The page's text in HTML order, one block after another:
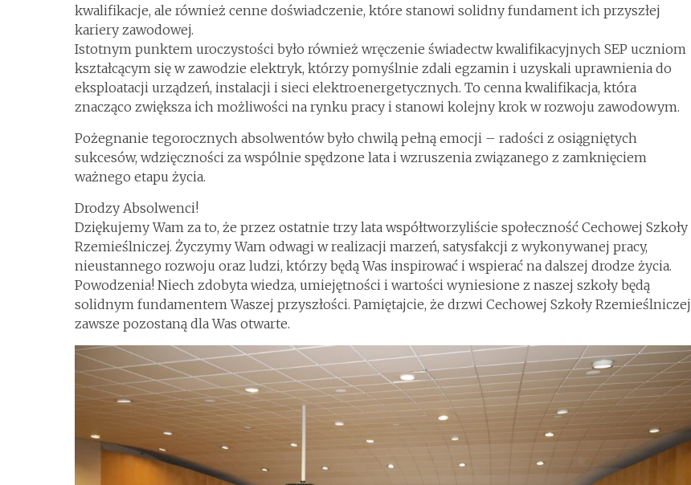
kwalifikacje, ale również cenne doświadczenie, które stanowi solidny fundament ich przyszłej
kariery zawodowej.
Istotnym punktem uroczystości było również wręczenie świadectw kwalifikacyjnych SEP uczniom
kształcącym się w zawodzie elektryk, którzy pomyślnie zdali egzamin i uzyskali uprawnienia do
eksploatacji urządzeń, instalacji i sieci elektroenergetycznych. To cenna kwalifikacja, która
znacząco zwiększa ich możliwości na rynku pracy i stanowi kolejny krok w rozwoju zawodowym.
Pożegnanie tegorocznych absolwentów było chwilą pełną emocji – radości z osiągniętych
sukcesów, wdzięczności za wspólnie spędzone lata i wzruszenia związanego z zamknięciem
ważnego etapu życia.
Drodzy Absolwenci!
Dziękujemy Wam za to, że przez ostatnie trzy lata współtworzyliście społeczność Cechowej Szkoły
Rzemieślniczej. Życzymy Wam odwagi w realizacji marzeń, satysfakcji z wykonywanej pracy,
nieustannego rozwoju oraz ludzi, którzy będą Was inspirować i wspierać na dalszej drodze życia.
Powodzenia! Niech zdobyta wiedza, umiejętności i wartości wyniesione z naszej szkoły będą
solidnym fundamentem Waszej przyszłości. Pamiętajcie, że drzwi Cechowej Szkoły Rzemieślniczej
zawsze pozostaną dla Was otwarte.